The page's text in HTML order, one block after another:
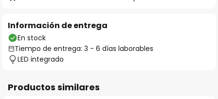
Información de entrega
En stock
Tiempo de entrega: 3 - 6 días laborables
LED integrado
Productos similares